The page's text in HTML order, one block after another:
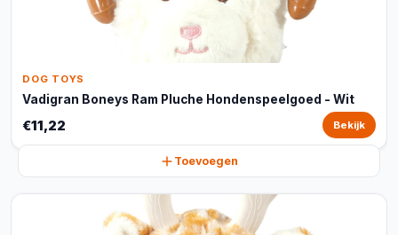
DOG TOYS
Vadigran Boneys Ram Pluche Hondenspeelgoed - Wit
€11,22 Bekijk
Toevoegen